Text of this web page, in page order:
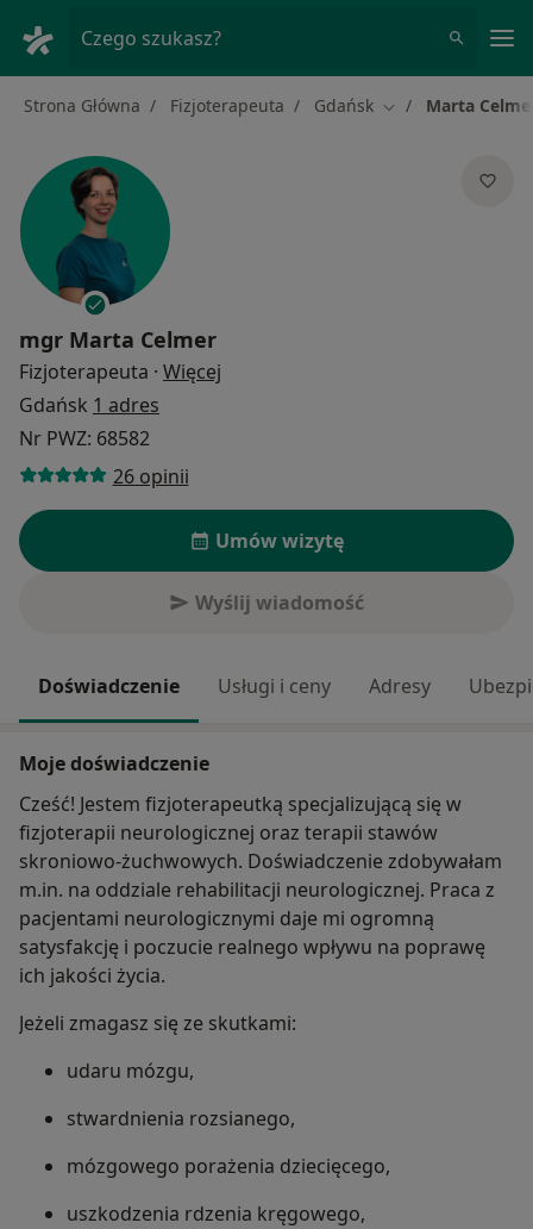
Czego szukasz?
Strona Główna Fizjoterapeuta Gdańsk Zmień miasto
Marta
mgr Marta Celmer
Fizjoterapeuta · Więcej
Gdańsk 1 adres
Nr PWZ: 68582
26 opinii
Umów wizytę
Wyślij wiadomość
Doświadczenie Usługi i ceny Adresy
Moje doświadczenie
Cześć! Jestem fizjoterapeutką specjalizującą się w
fizjoterapii neurologicznej oraz terapii stawów
skroniowo-żuchwowych. Doświadczenie zdobywałam
m.in. na oddziale rehabilitacji neurologicznej. Praca z
pacjentami neurologicznymi daje mi ogromną
satysfakcję i poczucie realnego wpływu na poprawę
ich jakości życia.
Jeżeli zmagasz się ze skutkami:
udaru mózgu,
stwardnienia rozsianego,
mózgowego porażenia dziecięcego,
uszkodzenia rdzenia kręgowego,